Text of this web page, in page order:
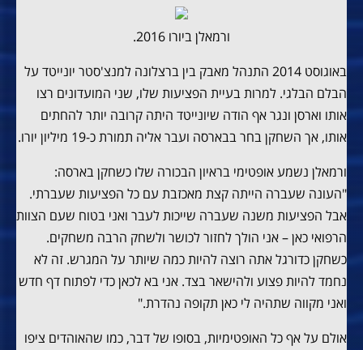
ורמאלן ביורו 2016.
באוגוסט 2014 התנהל מאבק בין ברצלונה למנצ'סטר יונייטד על
הבלם הבלגי. למרות בעיית הפציעות שלו, שני המועדונים רצו
אותו וארסן ונגר אף הודה שיונייטד היתה קרובה יותר להחתים
אותו, אך השחקן בחר בבארסה ועבר אליה תמורת כ-19 מיליון יורו.
ורמאלן נשמע אופטימי בראיון הבכורה שלו כשחקן בארסה:
"העונה שעברה הייתה קצת מאכזבת עם כל הפציעות שעברתי.
אבל הפציעות משנה שעברה שייכות לעבר ואני בטוח שעם הצוות
הרפואי כאן – אני הולך לחזור לכושר ולשחק הרבה משחקים.
כשחקן כדורגל אתה רוצה להיות כמה שיותר על המגרש. זה לא
נחמד להיות פצוע ולהישאר בצד. אני בא לכאן כדי לפתוח דף חדש
ואני מקווה שתהיה לי כאן תקופה נהדרת."
אולם על אף כל האופטימיות, בסופו של דבר, כמו שהאוהדים ציפו